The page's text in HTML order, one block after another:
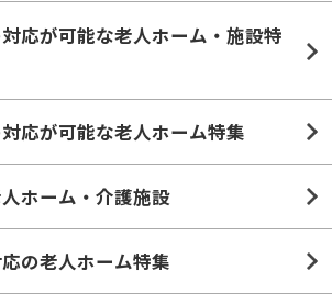
応が可能な老人ホーム・施設特
応が可能な老人ホーム特集
ホーム・介護施設
の老人ホーム特集